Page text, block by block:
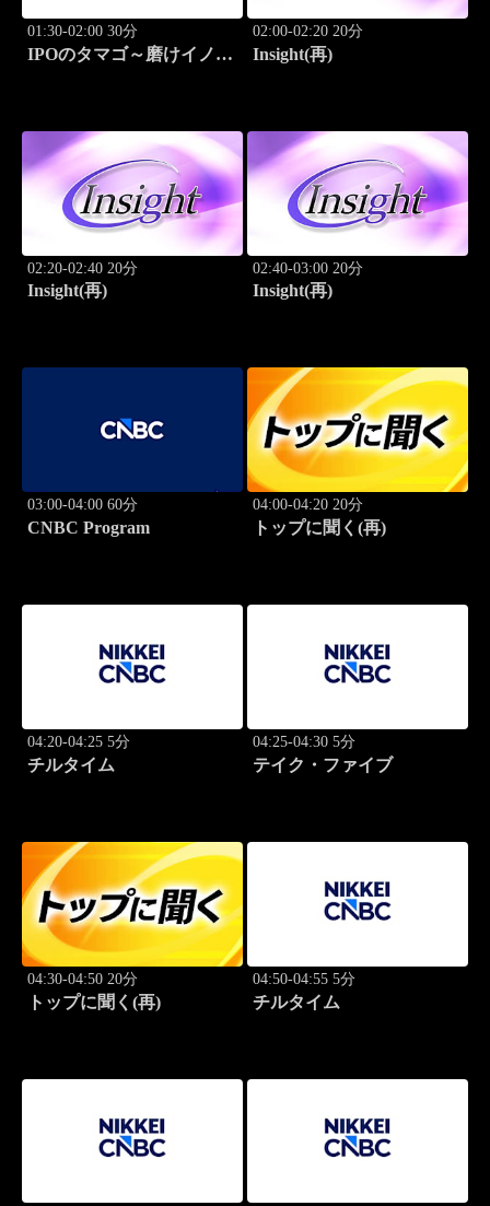
01:30-02:00 30分
IPOのタマゴ～磨けイノベ
02:00-02:20 20分
Insight(再)
02:20-02:40 20分
Insight(再)
02:40-03:00 20分
Insight(再)
03:00-04:00 60分
CNBC Program
04:00-04:20 20分
トップに聞く(再)
04:20-04:25 5分
チルタイム
04:25-04:30 5分
テイク・ファイブ
04:30-04:50 20分
トップに聞く(再)
04:50-04:55 5分
チルタイム